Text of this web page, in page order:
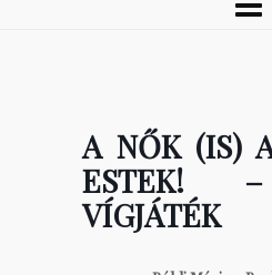
A NŐK (IS)
ESTEK!
VÍGJÁTÉK